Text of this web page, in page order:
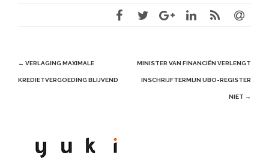
Post
navigation
← VERLAGING MAXIMALE
KREDIETVERGOEDING BLIJVEND
MINISTER VAN FINANCIËN VERLENGT
INSCHRIJFTERMIJN UBO-REGISTER
NIET →